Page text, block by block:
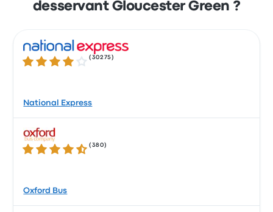
desservant Gloucester Green ?
4.2 sur 5 étoiles(30275 )
National Express
4.4 sur 5 étoiles(380 )
Oxford Bus